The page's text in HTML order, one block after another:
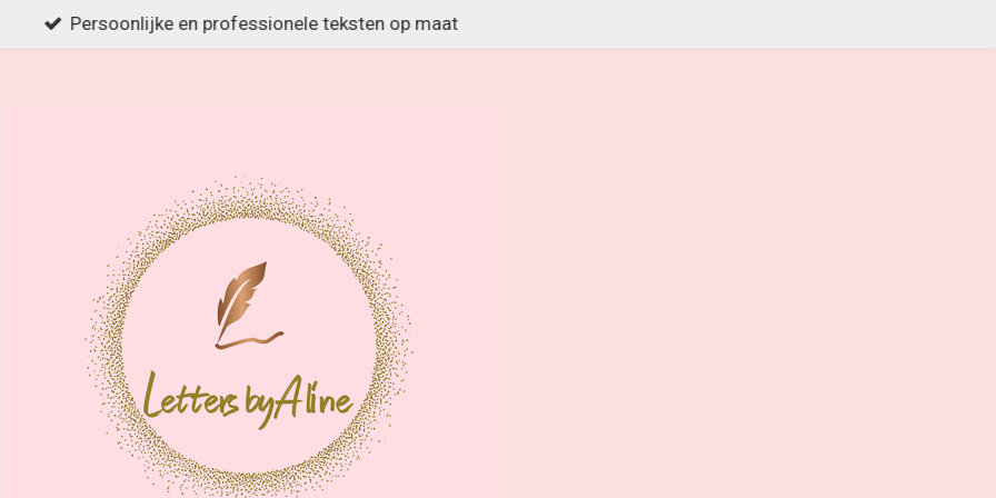
Persoonlijke en professionele teksten op maat